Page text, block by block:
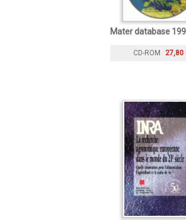
Mater database
CD-ROM 27,80